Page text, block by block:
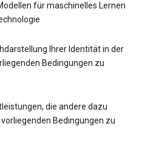
für maschinelles Lernen
Ihrer Identität in der
Bedingungen zu
die andere dazu
Bedingungen zu